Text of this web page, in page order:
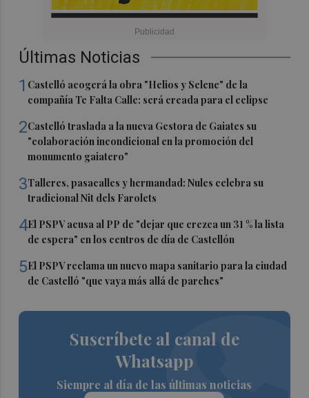
Últimas Noticias
1 Castelló acogerá la obra "Helios y Selene" de la
compañía Te Falta Calle: será creada para el eclipse
2Castelló traslada a la nueva Gestora de Gaiates su
"colaboración incondicional en la promoción del
monumento gaiatero"
3Talleres, pasacalles y hermandad: Nules celebra su
tradicional Nit dels Farolets
4El PSPV acusa al PP de "dejar que crezca un 31 % la lista
de espera" en los centros de día de Castellón
5El PSPV reclama un nuevo mapa sanitario para la ciudad
de Castelló "que vaya más allá de parches"
Suscríbete al canal de
Whatsapp
Siempre al día de las últimas noticias